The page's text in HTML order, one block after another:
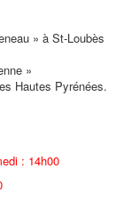
» à St-Loubès
»
Hautes Pyrénées.
: 14h00